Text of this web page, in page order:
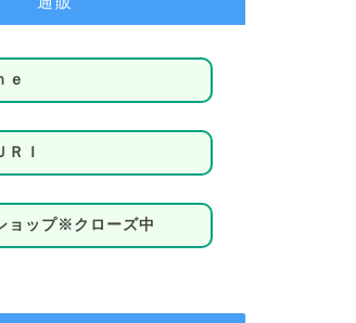
ｅ
ＲＩ
ップ※クローズ中